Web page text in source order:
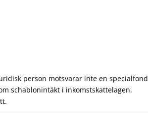
person motsvarar inte en specialfond
schablonintäkt i inkomstskattelagen.